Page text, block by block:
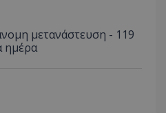
μετανάστευση - 119
ημέρα